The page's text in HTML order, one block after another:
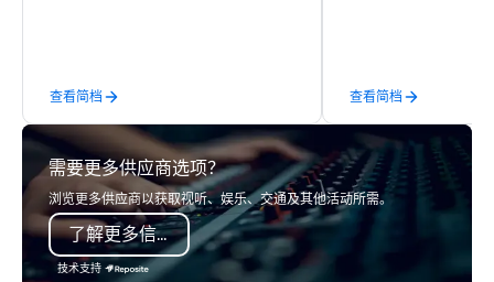
查看简档
that are accessible to
of our corporate
NFL, Formula 1,
Johnson, Comcast,
Lululemon, Hilton,
Amazon, Coca Cola,
查看简档
需要更多供应商选项？
浏览更多供应商以获取视听、娱乐、交通及其他活动所需。
了解更多信息
技术支持